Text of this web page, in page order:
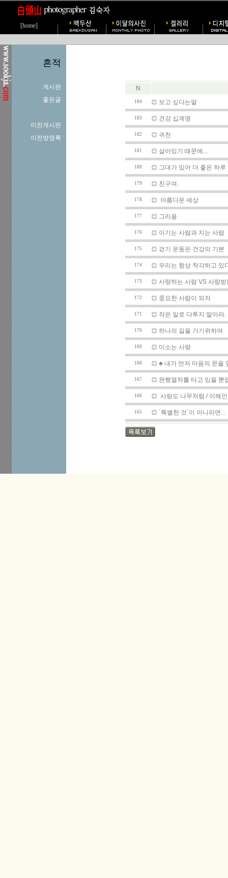
[home]
흔적
게시판
좋은글
이전게시판
이전방명록
N
184 보고 싶다는말
183 건강 십계명
182 귀천
181 살아있기 때문에...
180 그대가 있어 더 좋은 하루
179 친구여.
178 아름다운 세상
177 그리움
176 이기는 사람과 지는 사람
175 걷기 운동은 건강의 기본
174 우리는 항상 착각하고 있
173 사랑하는 사람 VS 사랑
172 중요한 사람이 되자
171 작은 일로 다투지 말아라.
170 하나의 길을 가기위하여
169 미소는 사랑
168 ♣ 내가 먼저 마음의 문을
167 완행열차를 타고 있을 뿐
166 사랑도 나무처럼 / 이해
165 ´특별한 것´이 아니라면...